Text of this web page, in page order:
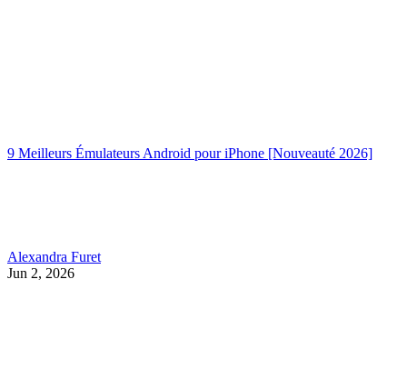
9 Meilleurs Émulateurs Android pour iPhone [Nouveauté 2026]
Alexandra Furet
Jun 2, 2026